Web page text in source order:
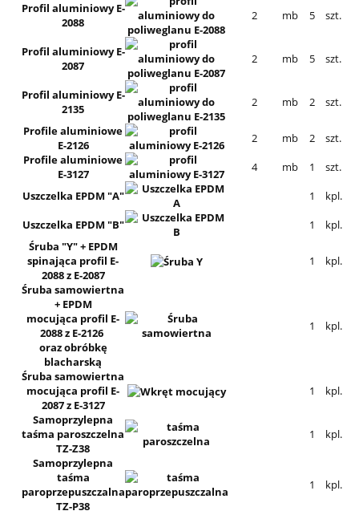
Profil aluminiowy E-
2088
2 mb 5 szt.
Profil aluminiowy E-
2087
2 mb 5 szt.
Profil aluminiowy E-
2135
2 mb 2
szt.
Profile aluminiowe
E-2126
2 mb 2
szt.
Profile aluminiowe
E-3127
4 mb 1
szt.
Uszczelka EPDM "A"
1
kpl.
Uszczelka EPDM "B"
1
kpl.
Śruba "Y" + EPDM
spinająca profil E-
2088 z E-2087
1
kpl.
Śruba samowiertna
+ EPDM
mocująca profil E-
2088 z E-2126
oraz obróbkę
blacharską
1 kpl.
Śruba samowiertna
mocująca profil E-
2087 z E-3127
1
kpl.
Samoprzylepna
taśma paroszczelna
TZ-Z38
1
kpl.
Samoprzylepna
taśma
paroprzepuszczalna
TZ-P38
1 kpl.